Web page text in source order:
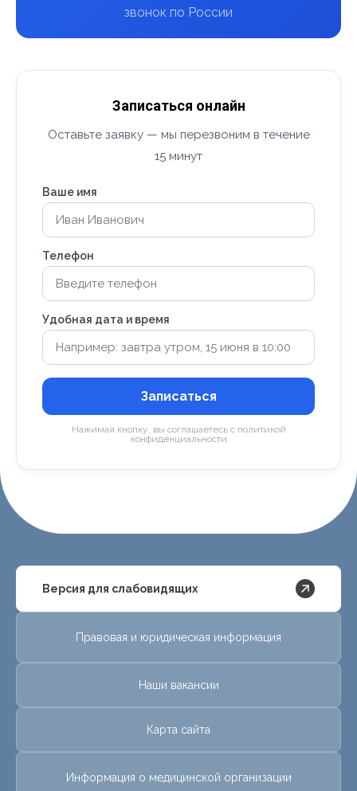
звонок по России
Записаться онлайн
Оставьте заявку — мы перезвоним в течение
15 минут
Ваше имя
Телефон
Удобная дата и время
Записаться
Нажимая кнопку, вы соглашаетесь с политикой
конфиденциальности
Версия для слабовидящих
Правовая и юридическая информация
Наши вакансии
Карта сайта
Информация о медицинской организации